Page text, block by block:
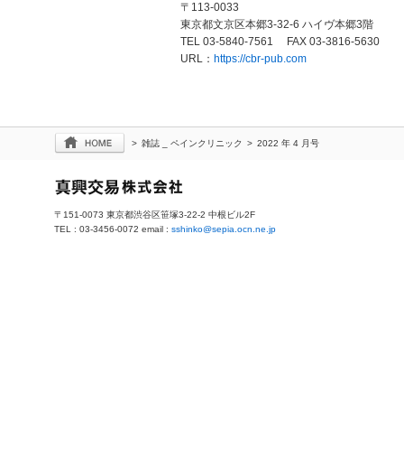
〒113-0033
東京都文京区本郷3-32-6 ハイヴ本郷3階
TEL 03-5840-7561 FAX 03-3816-5630
URL： https://cbr-pub.com
> 雑誌 _ ペインクリニック > 2022 年 4 月号
〒151-0073 東京都渋谷区笹塚3-22-2 中根ビル2F
TEL : 03-3456-0072 email : sshinko@sepia.ocn.ne.jp